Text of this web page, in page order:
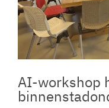
AI-workshop